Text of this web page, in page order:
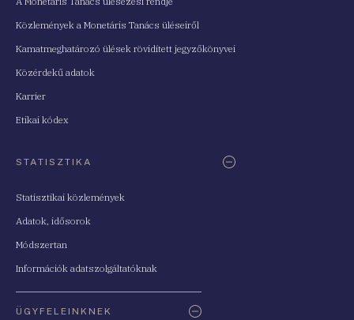
Közlemények a Monetáris Tanács üléseiről
Kamatmeghatározó ülések rövidített jegyzőkönyvei
Közérdekű adatok
Karrier
Etikai kódex
STATISZTIKA
Statisztikai közlemények
Adatok, idősorok
Módszertan
Információk adatszolgáltatóknak
ÜGYFELEINKNEK